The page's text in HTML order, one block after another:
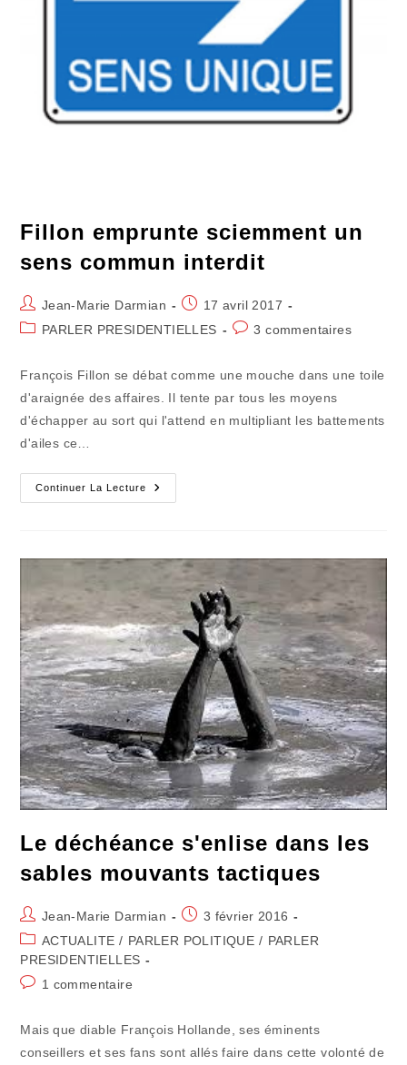
Fillon emprunte sciemment un
sens commun interdit
Auteur/autrice
de
Jean-Marie Darmian
Publication
publiée :
17 avril 2017
PostPARLER PRESIDENTIELLES
Commentaires
3 commentaires
François Fillon se débat comme une mouche dans une toile
d'araignée des affaires. Il tente par tous les moyens
d'échapper au sort qui l'attend en multipliant les battements
d'ailes ce…
Continuer La Lecture
Fillon
Emprunte
Interdit
Le déchéance s'enlise dans les
sables mouvants tactiques
Auteur/autrice
de
la
Jean-Marie Darmian
Publication
publiée :
3 février 2016
Post
category:
ACTUALITE / PARLER POLITIQUE / PARLER
PRESIDENTIELLES
Commentaires
publication :
1 commentaire
Mais que diable François Hollande, ses éminents
conseillers et ses fans sont allés faire dans cette volonté de